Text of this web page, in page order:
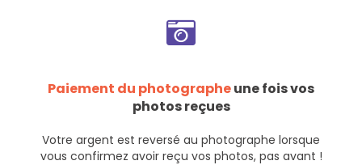
Paiement du photographeune fois vos
photos reçues
Votre argent est reversé au photographe lorsque
vous confirmez avoir reçu vos photos, pas avant !